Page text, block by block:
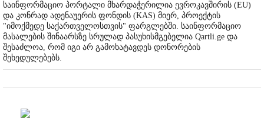
საინფორმაციო პორტალი მხარდაჭერილია ევროკავშირის (EU)
და კონრად ადენაუერის ფონდის (KAS) მიერ, პროექტის
"იმოქმედე საქართველოსთვის" ფარგლებში. საინფორმაციო
მასალების შინაარსზე სრულად პასუხისმგებელია Qartli.ge და
შესაძლოა, რომ იგი არ გამოხატავდეს დონორების
შეხედულებებს.